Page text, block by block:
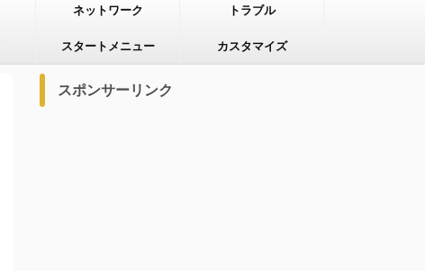
ネットワーク トラブル
スタートメニュー カスタマイズ
スポンサーリンク